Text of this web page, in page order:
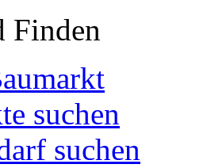
Finden
suchen
suchen